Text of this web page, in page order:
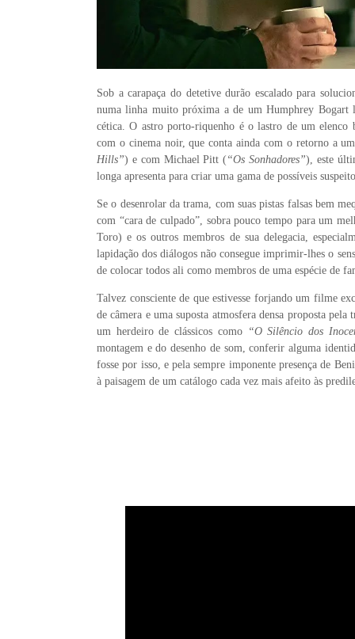
Sob a carapaça do detetive durão escalado para
numa linha muito próxima a de um Humphrey Bogart
cética. O astro porto-riquenho é o lastro de um elenco
com o cinema noir, que conta ainda com o retorno a
Hills”) e com Michael Pitt ( “Os Sonhadores”), este
longa apresenta para criar uma gama de possíveis
Se o desenrolar da trama, com suas pistas falsas bem
com “cara de culpado”, sobra pouco tempo para um
Toro) e os outros membros de sua delegacia,
lapidação dos diálogos não consegue imprimir-lhes o
de colocar todos ali como membros de uma espécie de
Talvez consciente de que estivesse forjando um filme
de câmera e uma suposta atmosfera densa proposta
um herdeiro de clássicos como “O Silêncio dos
montagem e do desenho de som, conferir alguma
fosse por isso, e pela sempre imponente presença de
à paisagem de um catálogo cada vez mais afeito às